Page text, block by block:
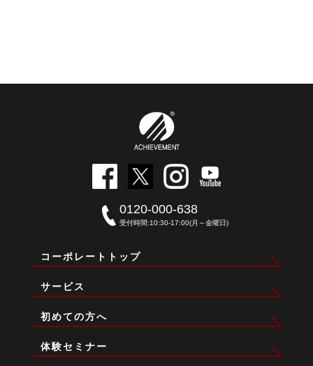
母。経営者・講師と、子育てを両立を目指す中で、選択理論
心理学を実践し、子どもたちからも仕事での活躍を応援され
る関係性を実現。保護者と子どもの信頼関係が深まり、子ど
もが自信と可能性を自ら引き出す関わり方をお伝えします。
ファミリーコーチング認定講師0120-000-638
受付時間:10:30-17:00(月～金曜日)
コーポレートトップ
サービス
初めての方へ
体験セミナー